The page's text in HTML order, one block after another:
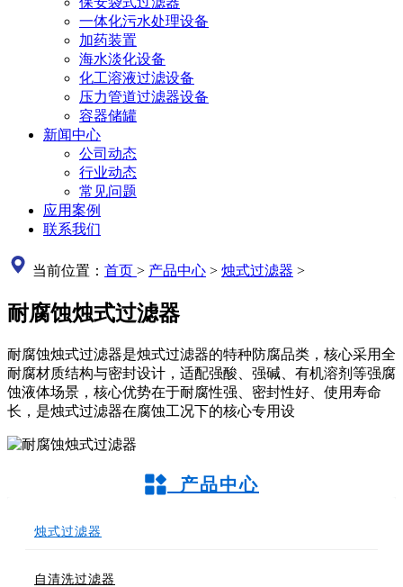
一体化污水处理设备
加药装置
海水淡化设备
化工溶液过滤设备
压力管道过滤器设备
容器储罐
新闻中心
公司动态
行业动态
常见问题
应用案例
联系我们
当前位置： 首页 > 产品中心 > 烛式过滤器 >
耐腐蚀烛式过滤器
耐腐蚀烛式过滤器是烛式过滤器的特种防腐品类，核心采用全
耐腐材质结构与密封设计，适配强酸、强碱、有机溶剂等强腐
蚀液体场景，核心优势在于耐腐性强、密封性好、使用寿命
长，是烛式过滤器在腐蚀工况下的核心专用设
产品中心
烛式过滤器
自清洗过滤器